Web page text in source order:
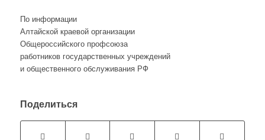
По информации
Алтайской краевой организации
Общероссийского профсоюза
работников государственных учреждений
и общественного обслуживания РФ
Поделиться